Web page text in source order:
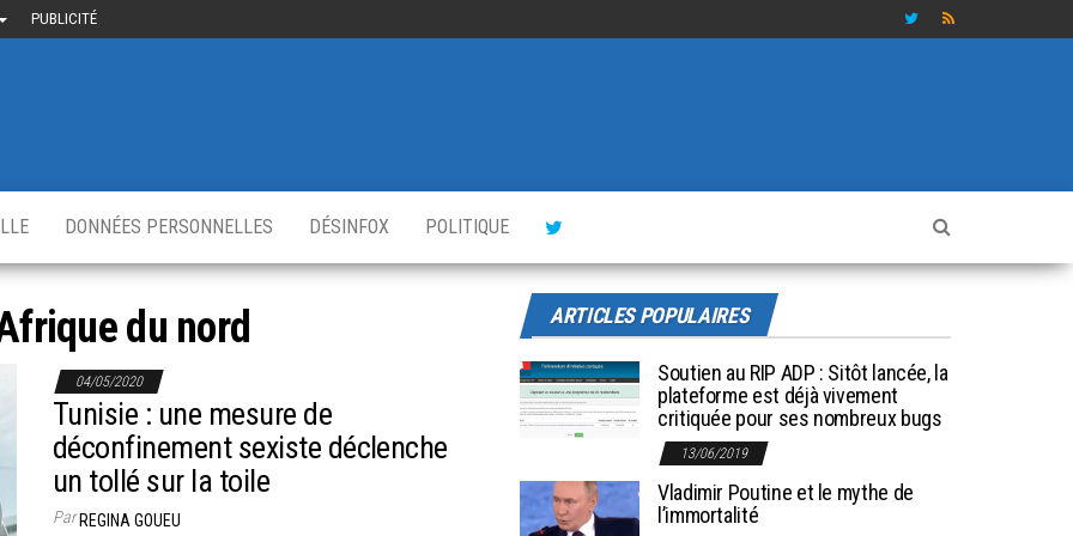
PUBLICITÉ
DONNÉES PERSONNELLES DÉSINFOX POLITIQUE
du nord
04/05/2020
Tunisie : une mesure de
déconfinement sexiste déclenche
un tollé sur la toile
ParREGINA GOUEU
ARTICLES POPULAIRES
Soutien au RIP ADP : Sitôt lancée, la
plateforme est déjà vivement
critiquée pour ses nombreux bugs
13/06/2019
Vladimir Poutine et le mythe de
l’immortalité